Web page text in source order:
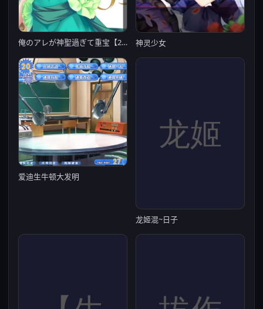
俺のアレが神聖過ぎて重宝【20230315】 神灵少女
爱迪生牛顿大发明
龙姬混~日子